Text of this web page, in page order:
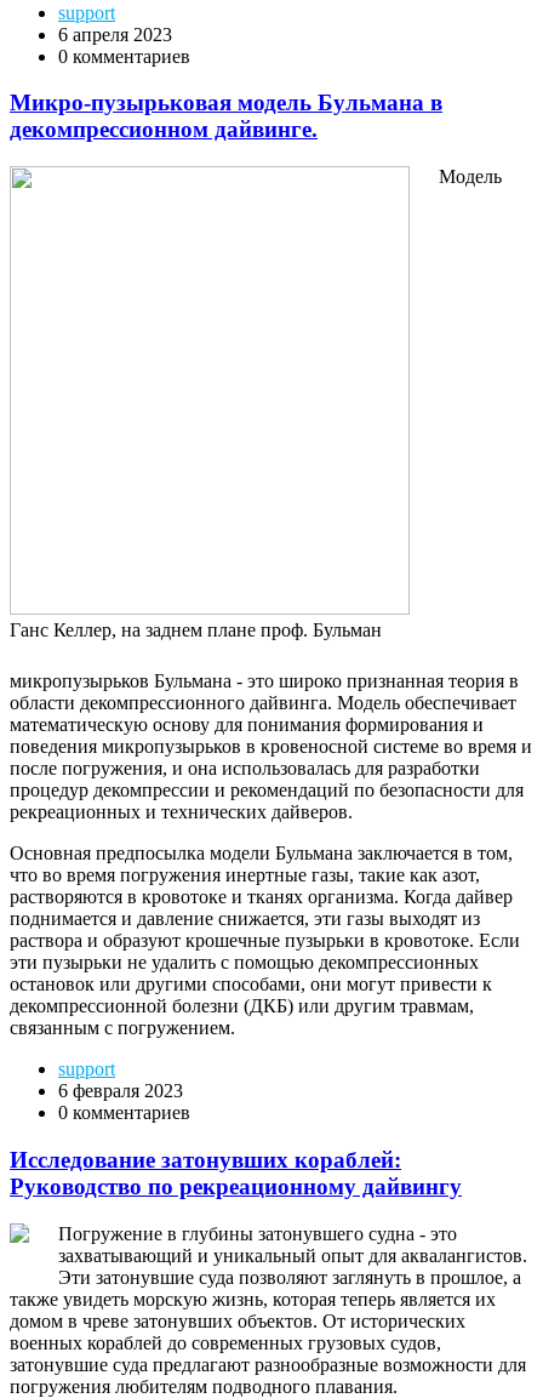
support
6 апреля 2023
0 комментариев
Микро-пузырьковая модель Бульмана в
декомпрессионном дайвинге.
Ганс Келлер, на заднем плане проф. Бульман
Модель
микропузырьков Бульмана - это широко признанная теория в
области декомпрессионного дайвинга. Модель обеспечивает
математическую основу для понимания формирования и
поведения микропузырьков в кровеносной системе во время и
после погружения, и она использовалась для разработки
процедур декомпрессии и рекомендаций по безопасности для
рекреационных и технических дайверов.
Основная предпосылка модели Бульмана заключается в том,
что во время погружения инертные газы, такие как азот,
растворяются в кровотоке и тканях организма. Когда дайвер
поднимается и давление снижается, эти газы выходят из
раствора и образуют крошечные пузырьки в кровотоке. Если
эти пузырьки не удалить с помощью декомпрессионных
остановок или другими способами, они могут привести к
декомпрессионной болезни (ДКБ) или другим травмам,
связанным с погружением.
support
6 февраля 2023
0 комментариев
Исследование затонувших кораблей:
Руководство по рекреационному дайвингу
Погружение в глубины затонувшего судна - это
захватывающий и уникальный опыт для аквалангистов.
Эти затонувшие суда позволяют заглянуть в прошлое, а
также увидеть морскую жизнь, которая теперь является их
домом в чреве затонувших объектов. От исторических
военных кораблей до современных грузовых судов,
затонувшие суда предлагают разнообразные возможности для
погружения любителям подводного плавания.